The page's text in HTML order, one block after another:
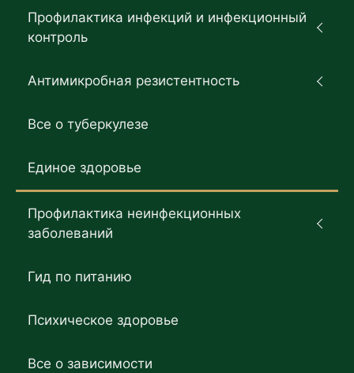
Профилактика инфекций и инфекционный
контроль
Антимикробная резистентность
Все о туберкулезе
Единое здоровье
Профилактика неинфекционных
заболеваний
Гид по питанию
Психическое здоровье
Все о зависимости